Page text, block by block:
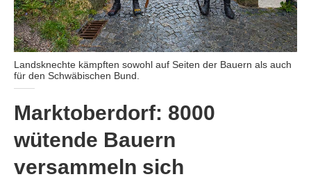
Landsknechte kämpften sowohl auf Seiten der Bauern als auch
für den Schwäbischen Bund.
Marktoberdorf: 8000
wütende Bauern
versammeln sich